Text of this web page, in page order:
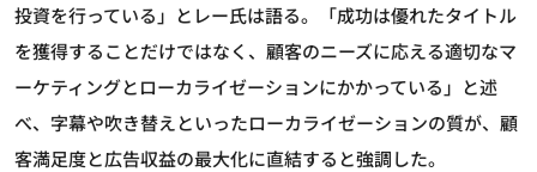
投資を行っている」とレー氏は語る。「成功は優れたタイトル
を獲得することだけではなく、顧客のニーズに応える適切なマ
ーケティングとローカライゼーションにかかっている」と述
べ、字幕や吹き替えといったローカライゼーションの質が、顧
客満足度と広告収益の最大化に直結すると強調した。